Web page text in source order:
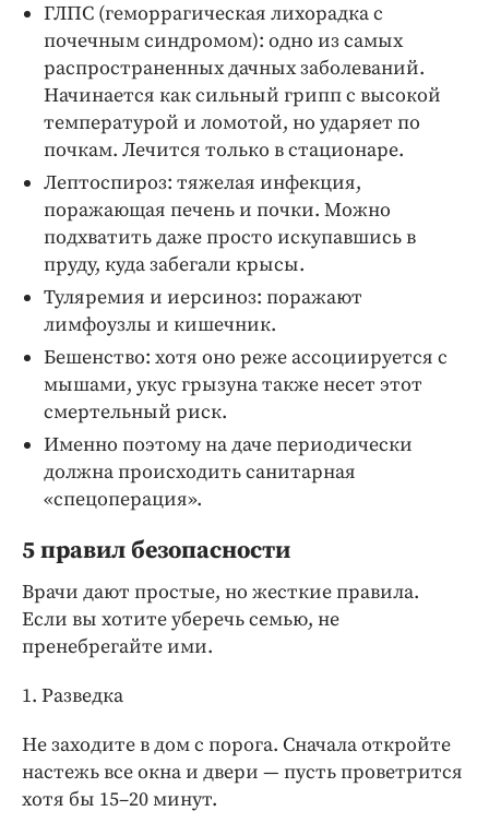
ГЛПС (геморрагическая лихорадка с
почечным синдромом): одно из самых
распространенных дачных заболеваний.
Начинается как сильный грипп с высокой
температурой и ломотой, но ударяет по
почкам. Лечится только в стационаре.
Лептоспироз: тяжелая инфекция,
поражающая печень и почки. Можно
подхватить даже просто искупавшись в
пруду, куда забегали крысы.
Туляремия и иерсиноз: поражают
лимфоузлы и кишечник.
Бешенство: хотя оно реже ассоциируется с
мышами, укус грызуна также несет этот
смертельный риск.
Именно поэтому на даче периодически
должна происходить санитарная
«спецоперация».
5 правил безопасности
Врачи дают простые, но жесткие правила.
Если вы хотите уберечь семью, не
пренебрегайте ими.
1. Разведка
Не заходите в дом с порога. Сначала откройте
настежь все окна и двери — пусть проветрится
хотя бы 15–20 минут.